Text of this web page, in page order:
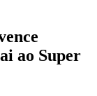
ao Super